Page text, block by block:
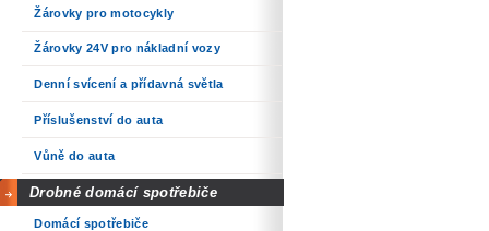
Žárovky pro motocykly
Žárovky 24V pro nákladní vozy
Denní svícení a přídavná světla
Příslušenství do auta
Vůně do auta
Drobné domácí spotřebiče
Domácí spotřebiče